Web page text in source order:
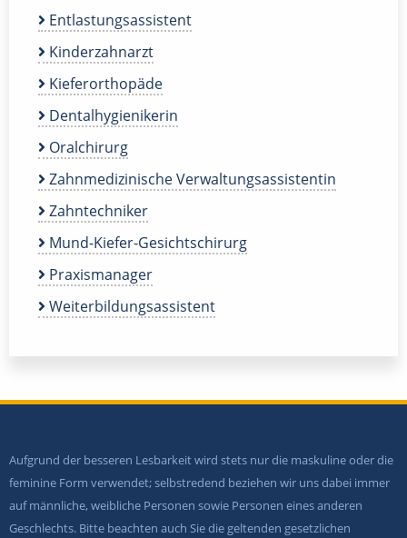
Entlastungsassistent
Kinderzahnarzt
Kieferorthopäde
Dentalhygienikerin
Oralchirurg
Zahnmedizinische Verwaltungsassistentin
Zahntechniker
Mund-Kiefer-Gesichtschirurg
Praxismanager
Weiterbildungsassistent
Aufgrund der besseren Lesbarkeit wird stets nur die maskuline oder die
feminine Form verwendet; selbstredend beziehen wir uns dabei immer
auf männliche, weibliche Personen sowie Personen eines anderen
Geschlechts. Bitte beachten auch Sie die geltenden gesetzlichen